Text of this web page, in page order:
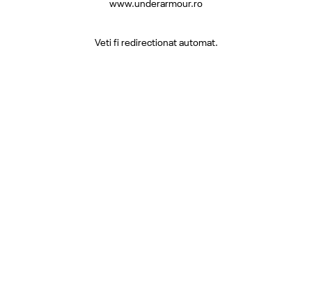
www.underarmour.ro
Veti fi redirectionat automat.